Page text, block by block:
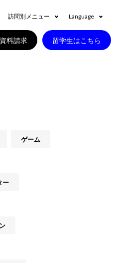
訪問別メニュー Language
資料請求 留学生はこちら
ゲーム
ー